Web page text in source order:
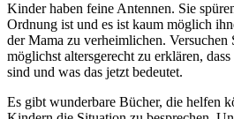
Kinder haben feine Antennen. Sie
Ordnung ist und es ist kaum möglich
der Mama zu verheimlichen.
möglichst altersgerecht zu erklären,
sind und was das jetzt bedeutet.
Es gibt wunderbare Bücher, die helfen